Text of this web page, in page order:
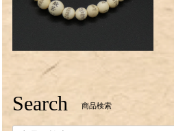
Search 商品検索